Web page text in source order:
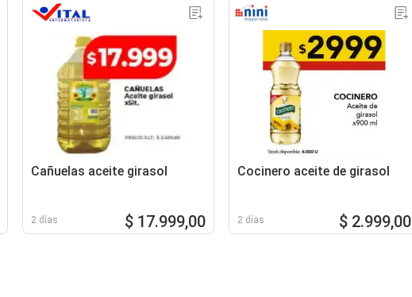
Cañuelas aceite girasol
2 días $ 17.999,00
Cocinero aceite de girasol
2 días $ 2.999,00